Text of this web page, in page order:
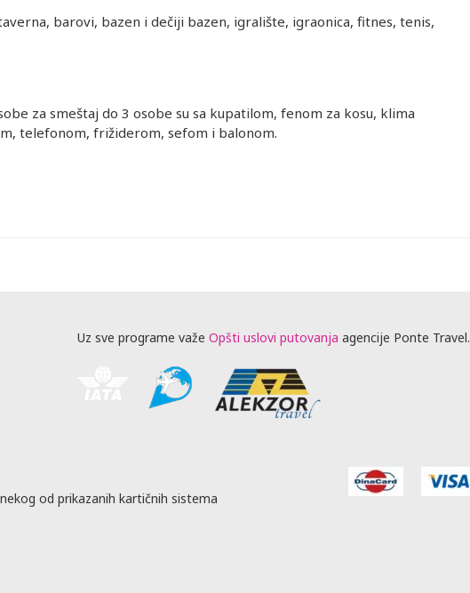
barovi, bazen i dečiji bazen, igralište, igraonica, fitnes, tenis,
za smeštaj do 3 osobe su sa kupatilom, fenom za kosu, klima
telefonom, frižiderom, sefom i balonom.
Uz sve programe važe Opšti uslovi putovanja agencije Ponte Travel.
od prikazanih kartičnih sistema